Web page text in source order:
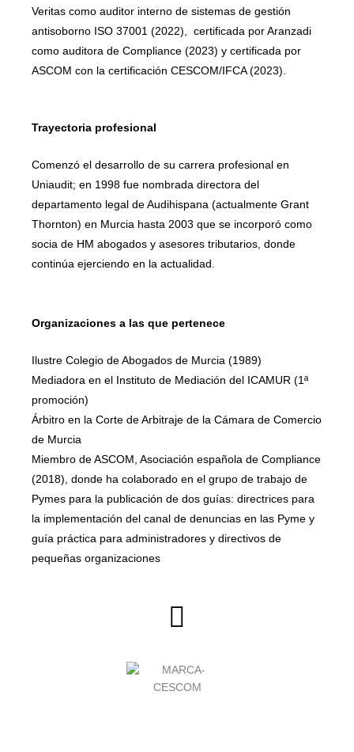
Veritas como auditor interno de sistemas de gestión
antisoborno ISO 37001 (2022), certificada por Aranzadi
como auditora de Compliance (2023) y certificada por
ASCOM con la certificación CESCOM/IFCA (2023).
Trayectoria profesional
Comenzó el desarrollo de su carrera profesional en
Uniaudit; en 1998 fue nombrada directora del
departamento legal de Audihispana (actualmente Grant
Thornton) en Murcia hasta 2003 que se incorporó como
socia de HM abogados y asesores tributarios, donde
continúa ejerciendo en la actualidad.
Organizaciones a las que pertenece
Ilustre Colegio de Abogados de Murcia (1989)
Mediadora en el Instituto de Mediación del ICAMUR (1ª
promoción)
Árbitro en la Corte de Arbitraje de la Cámara de Comercio
de Murcia
Miembro de ASCOM, Asociación española de Compliance
(2018), donde ha colaborado en el grupo de trabajo de
Pymes para la publicación de dos guías: directrices para
la implementación del canal de denuncias en las Pyme y
guía práctica para administradores y directivos de
pequeñas organizaciones
L
i
n
k